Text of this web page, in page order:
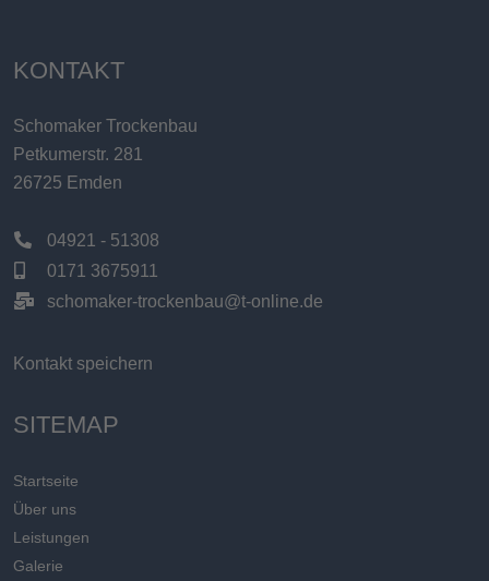
KONTAKT
Schomaker Trockenbau
Petkumerstr. 281
26725 Emden
04921 - 51308
0171 3675911
schomaker-trockenbau@t-online.de
Kontakt speichern
SITEMAP
Startseite
Über uns
Leistungen
Galerie